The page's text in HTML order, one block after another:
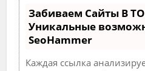
Забиваем Сайты В
Уникальные
SeoHammer
Каждая ссылка